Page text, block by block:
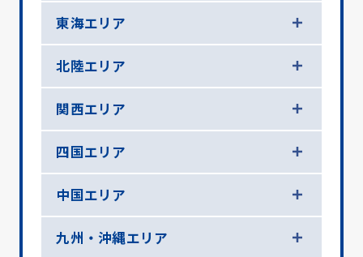
東海エリア
北陸エリア
関西エリア
四国エリア
中国エリア
九州・沖縄エリア